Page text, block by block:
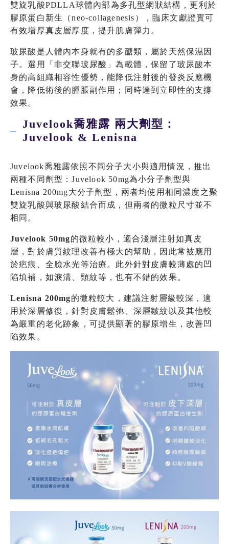
雙旋乳酸PDLLA球體內部為多孔型網狀結構，更利於
膠原蛋白新生（neo-collagenesis），臨床文獻證實可
有效增厚真皮層厚度，提升肌膚彈力。
玻尿酸是人體內本身就有的多醣類，屬於天然保濕因
子。選用「非交聯玻尿酸」為載體，保留了玻尿酸本
身的高組織相容性優勢，能降低注射後的發炎反應機
會，降低術後的腫脹副作用；同時達到立即性的支撐
效果。
Juvelook喬雅露 兩大劑型：
Juvelook & Lenisna
Juvelook喬雅露依照不同分子大小與適用情況，推出
兩種不同劑型：Juvelook 50mg為小分子劑型與
Lenisna 200mg大分子劑型，兩者均使用相同濃度之聚
雙旋乳酸與玻尿酸結合而成，但兩者的微粒尺寸並不
相同。
Juvelook 50mg的微粒較小，適合淺層注射如真皮
層，對於膚質紋理改善有極大的幫助，因此常被應用
於疤痕、全臉水光等治療。此外針對皮膚較薄處的凹
陷填補，如淚溝、頸紋等，也有不錯的效果。
Lenisna 200mg的微粒較大，建議注射層級較深，適
用於深層修復，針對皮膚鬆弛、深層皺紋以及其他較
為嚴重的老化跡象，可提供顯著的膠原增生，改善凹
陷效果。